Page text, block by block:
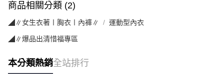
商品相關分類 (2)
◢∥女生衣著〡胸衣〡內褲∥ 運動型內衣
◢∥爆品出清惜福專區
本分類熱銷全站排行